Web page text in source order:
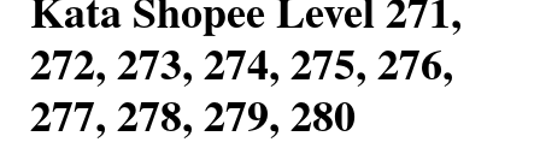
272, 273, 274, 275, 276,
277, 278, 279, 280